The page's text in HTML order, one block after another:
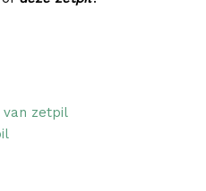
zetpil